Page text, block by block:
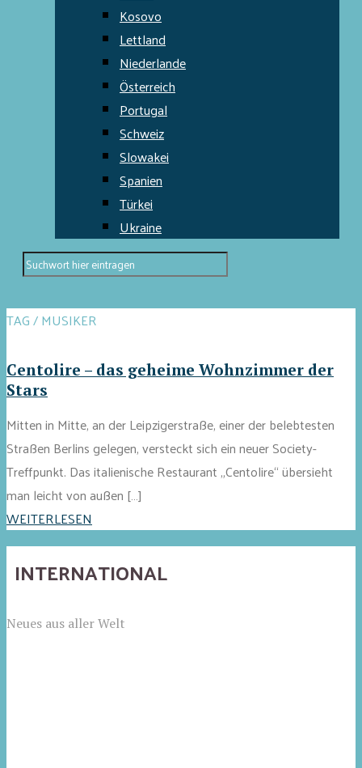
Kosovo
Lettland
Niederlande
Österreich
Portugal
Schweiz
Slowakei
Spanien
Türkei
Ukraine
TAG / MUSIKER
Centolire – das geheime Wohnzimmer der
Stars
Mitten in Mitte, an der Leipzigerstraße, einer der belebtesten
Straßen Berlins gelegen, versteckt sich ein neuer Society-
Treffpunkt. Das italienische Restaurant „Centolire“ übersieht
man leicht von außen […]
WEITERLESEN
INTERNATIONAL
Neues aus aller Welt